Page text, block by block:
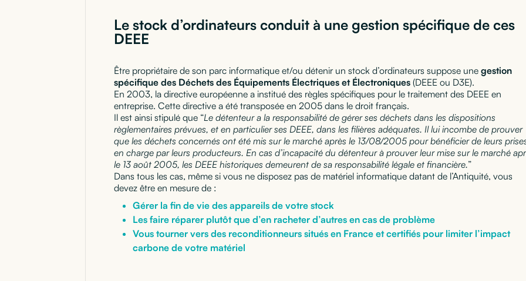
Le stock d’ordinateurs conduit à une gestion spécifique de ces
DEEE
Être propriétaire de son parc informatique et/ou détenir un stock d’ordinateurs suppose une gestion
spécifique des Déchets des Équipements Électriques et Électroniques (DEEE ou D3E).
En 2003, la directive européenne a institué des règles spécifiques pour le traitement des DEEE en
entreprise. Cette directive a été transposée en 2005 dans le droit français.
Il est ainsi stipulé que “Le détenteur a la responsabilité de gérer ses déchets dans les dispositions
règlementaires prévues, et en particulier ses DEEE, dans les filières adéquates. Il lui incombe de prouver
que les déchets concernés ont été mis sur le marché après le 13/08/2005 pour bénéficier de leurs
en charge par leurs producteurs. En cas d’incapacité du détenteur à prouver leur mise sur le marché
le 13 août 2005, les DEEE historiques demeurent de sa responsabilité légale et financière.”
Dans tous les cas, même si vous ne disposez pas de matériel informatique datant de l’Antiquité, vous
devez être en mesure de :
Gérer la fin de vie des appareils de votre stock
Les faire réparer plutôt que d’en racheter d’autres en cas de problème
Vous tourner vers des reconditionneurs situés en France et certifiés pour limiter l’impact
carbone de votre matériel